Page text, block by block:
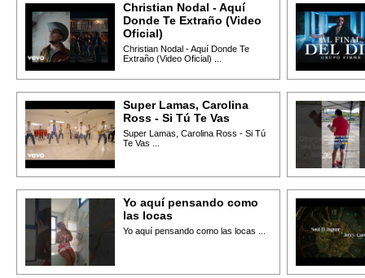
Christian Nodal - Aquí
Donde Te Extraño (Video
Oficial)
Christian Nodal - Aquí Donde Te
Extraño (Video Oficial) ...
Super Lamas, Carolina
Ross - Si Tú Te Vas
Super Lamas, Carolina Ross - Si Tú
Te Vas ...
Yo aquí pensando como
las locas
Yo aquí pensando como las locas ...